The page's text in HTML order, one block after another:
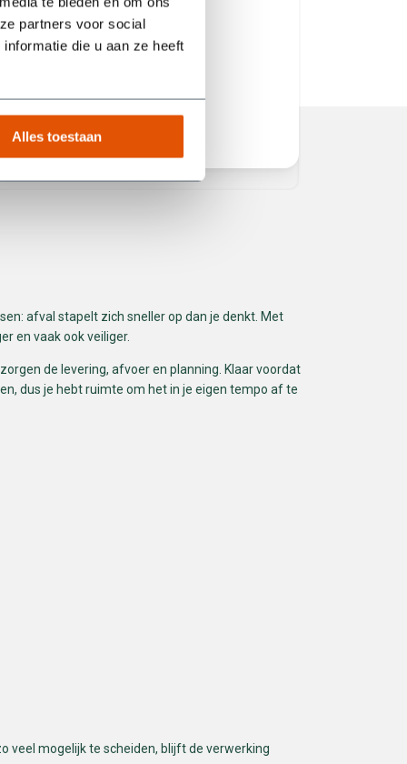
partners voor social
die u aan ze heeft
Alles toestaan
Erik van Manen
afval stapelt zich sneller op dan je denkt. Met
en vaak ook veiliger.
de levering, afvoer en planning. Klaar voordat
dus je hebt ruimte om het in je eigen tempo af te
veel mogelijk te scheiden, blijft de verwerking